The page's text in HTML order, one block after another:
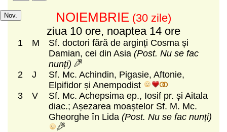
Nov. NOIEMBRIE (30 zile)
ziua 10 ore, noaptea 14 ore
1 M
Sf. doctori fără de arginți Cosma și
Damian, cei din Asia (Post. Nu se fac
nunți)
2
J
Sf. Mc. Achindin, Pigasie, Aftonie,
Elpifidor și Anempodist
3
V
Sf. Mc. Achepsima ep., Iosif pr. și Aitala
diac.; Așezarea moaștelor Sf. M. Mc.
Gheorghe în Lida (Post. Nu se fac nunți)